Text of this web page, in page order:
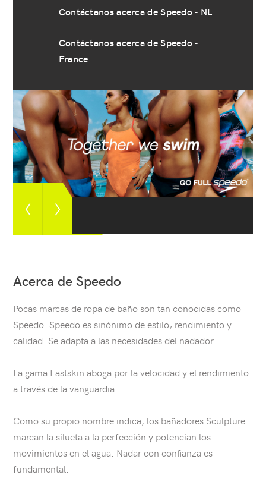
Contáctanos acerca de Speedo - NL
Contáctanos acerca de Speedo -
France
Ver
anterior
Ver
imagen
Acerca de Speedo
Pocas marcas de ropa de baño son tan conocidas como
Speedo. Speedo es sinónimo de estilo, rendimiento y
calidad. Se adapta a las necesidades del nadador.
La gama Fastskin aboga por la velocidad y el rendimiento
a través de la vanguardia.
Como su propio nombre indica, los bañadores Sculpture
marcan la silueta a la perfección y potencian los
movimientos en el agua. Nadar con confianza es
fundamental.